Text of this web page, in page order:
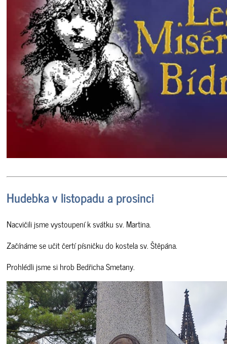
Hudebka v listopadu a prosinci
Nacvičili jsme vystoupení k svátku sv. Martina.
Začínáme se učit čertí písničku do kostela sv. Štěpána.
Prohlédli jsme si hrob Bedřicha Smetany.